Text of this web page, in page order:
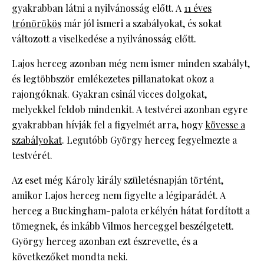
gyakrabban látni a nyilvánosság előtt. A 11 éves
trónörökösmár jól ismeri a szabályokat, és sokat
változott a viselkedése a nyilvánosság előtt.
Lajos herceg azonban még nem ismer minden szabályt,
és legtöbbször emlékezetes pillanatokat okoz a
rajongóknak. Gyakran csinál vicces dolgokat,
melyekkel feldob mindenkit. A testvérei azonban egyre
gyakrabban hívják fel a figyelmét arra, hogy kövesse a
szabályokat. Legutóbb György herceg fegyelmezte a
testvérét.
Az eset még Károly király születésnapján történt,
amikor Lajos herceg nem figyelte a légiparádét. A
herceg a Buckingham-palota erkélyén hátat fordított a
tömegnek, és inkább Vilmos herceggel beszélgetett.
György herceg azonban ezt észrevette, és a
következőket mondta neki.